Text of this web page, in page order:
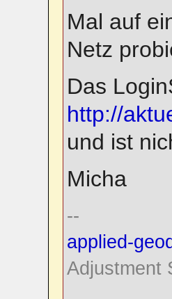
Mal auf
Netz
Das
http://
und ist
Micha
--
applied-
Adjustment